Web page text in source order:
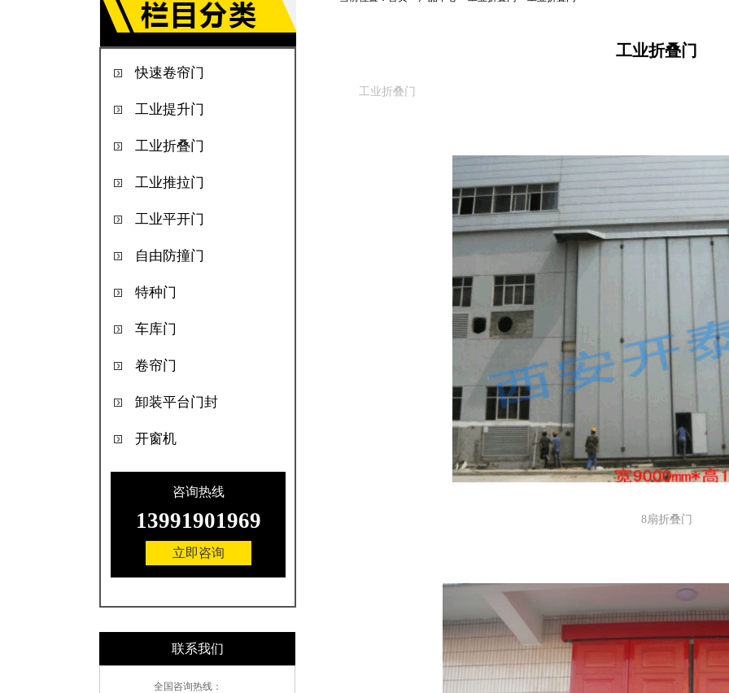
快速卷帘门
工业提升门
工业折叠门
工业推拉门
工业平开门
自由防撞门
特种门
车库门
卷帘门
卸装平台门封
开窗机
咨询热线
13991901969
立即咨询
联系我们
全国咨询热线：
工业折叠门
工业折叠门
8扇折叠门